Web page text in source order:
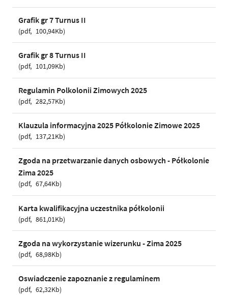
Grafik gr 7 Turnus II
pdf 100,94Kb
Grafik gr 8 Turnus II
pdf 101,09Kb
Regulamin Polkolonii Zimowych 2025
pdf 282,57Kb
Klauzula informacyjna 2025 Półkolonie Zimowe 2025
pdf 137,21Kb
Zgoda na przetwarzanie danych osbowych - Półkolonie
Zima 2025
pdf 67,64Kb
Karta kwalifikacyjna uczestnika półkolonii
pdf 861,01Kb
Zgoda na wykorzystanie wizerunku - Zima 2025
pdf 68,98Kb
Oswiadczenie zapoznanie z regulaminem
pdf 62,32Kb